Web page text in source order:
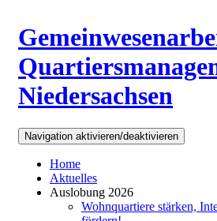
Niedersachsen
Navigation aktivieren/deaktivieren
Home
Aktuelles
Auslobung 2026
Wohnquartiere stärken,